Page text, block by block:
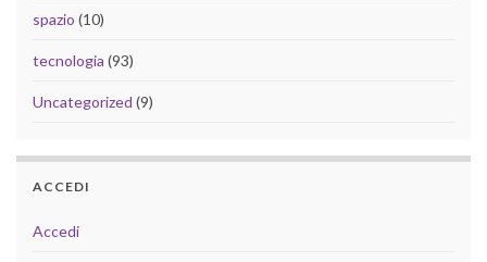
spazio (10)
tecnologia (93)
Uncategorized (9)
ACCEDI
Accedi